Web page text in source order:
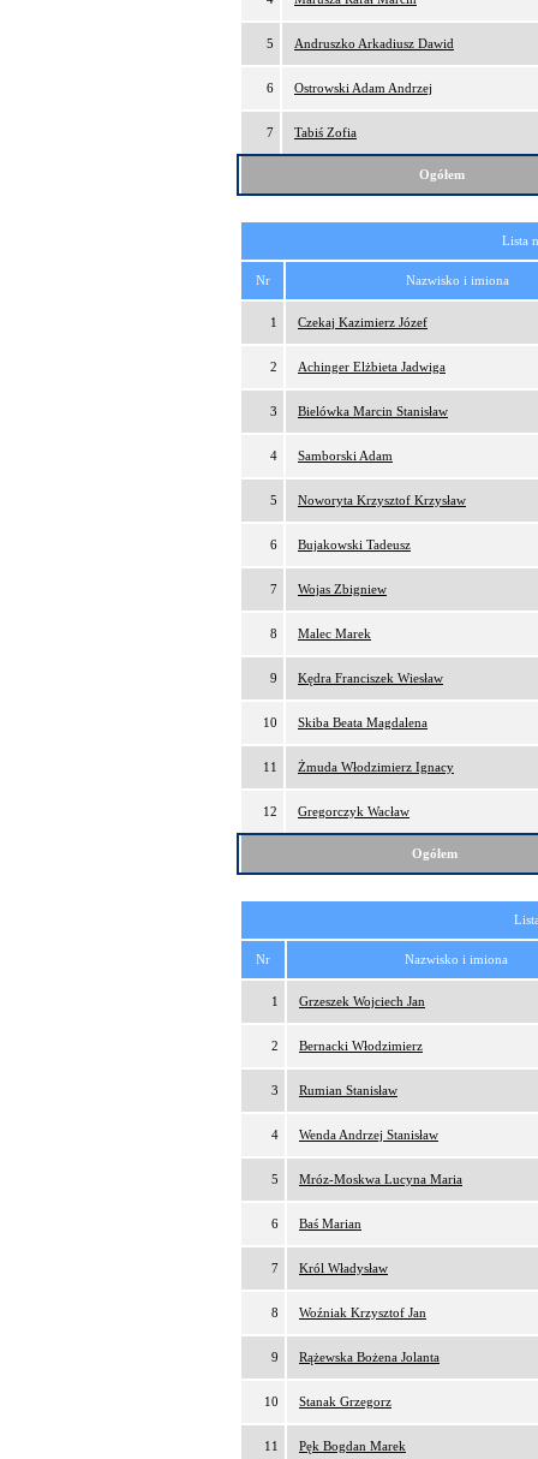
5 Andruszko Arkadiusz Dawid
6 Ostrowski Adam Andrzej
7 Tabiś Zofia
Ogółem
Lista
Nr Nazwisko i imiona
1 Czekaj Kazimierz Józef
2 Achinger Elżbieta Jadwiga
3 Bielówka Marcin Stanisław
4 Samborski Adam
5 Noworyta Krzysztof Krzysław
6 Bujakowski Tadeusz
7 Wojas Zbigniew
8 Malec Marek
9 Kędra Franciszek Wiesław
10 Skiba Beata Magdalena
11 Żmuda Włodzimierz Ignacy
12 Gregorczyk Wacław
Ogółem
Nr Nazwisko i imiona
1 Grzeszek Wojciech Jan
2 Bernacki Włodzimierz
3 Rumian Stanisław
4 Wenda Andrzej Stanisław
5 Mróz-Moskwa Lucyna Maria
6 Baś Marian
7 Król Władysław
8 Woźniak Krzysztof Jan
9 Rążewska Bożena Jolanta
10 Stanak Grzegorz
11 Pęk Bogdan Marek